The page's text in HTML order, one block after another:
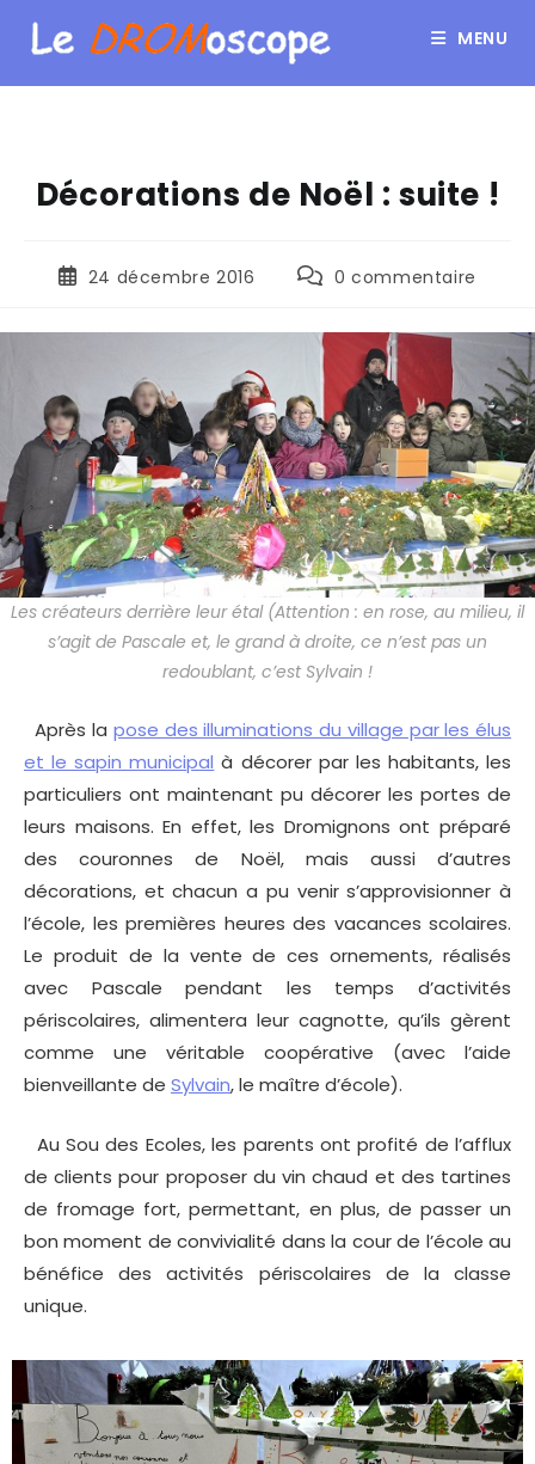
MENU
Décorations de Noël : suite !
24 décembre 2016 0 commentaire
Les créateurs derrière leur étal (Attention : en rose, au milieu, il
s’agit de Pascale et, le grand à droite, ce n’est pas un
redoublant, c’est Sylvain !
Après la pose des illuminations du village par les élus
et le sapin municipal à décorer par les habitants, les
particuliers ont maintenant pu décorer les portes de
leurs maisons. En effet, les Dromignons ont préparé
des couronnes de Noël, mais aussi d’autres
décorations, et chacun a pu venir s’approvisionner à
l’école, les premières heures des vacances scolaires.
Le produit de la vente de ces ornements, réalisés
avec Pascale pendant les temps d’activités
périscolaires, alimentera leur cagnotte, qu’ils gèrent
comme une véritable coopérative (avec l’aide
bienveillante de Sylvain, le maître d’école).
Au Sou des Ecoles, les parents ont profité de l’afflux
de clients pour proposer du vin chaud et des tartines
de fromage fort, permettant, en plus, de passer un
bon moment de convivialité dans la cour de l’école au
bénéfice des activités périscolaires de la classe
unique.